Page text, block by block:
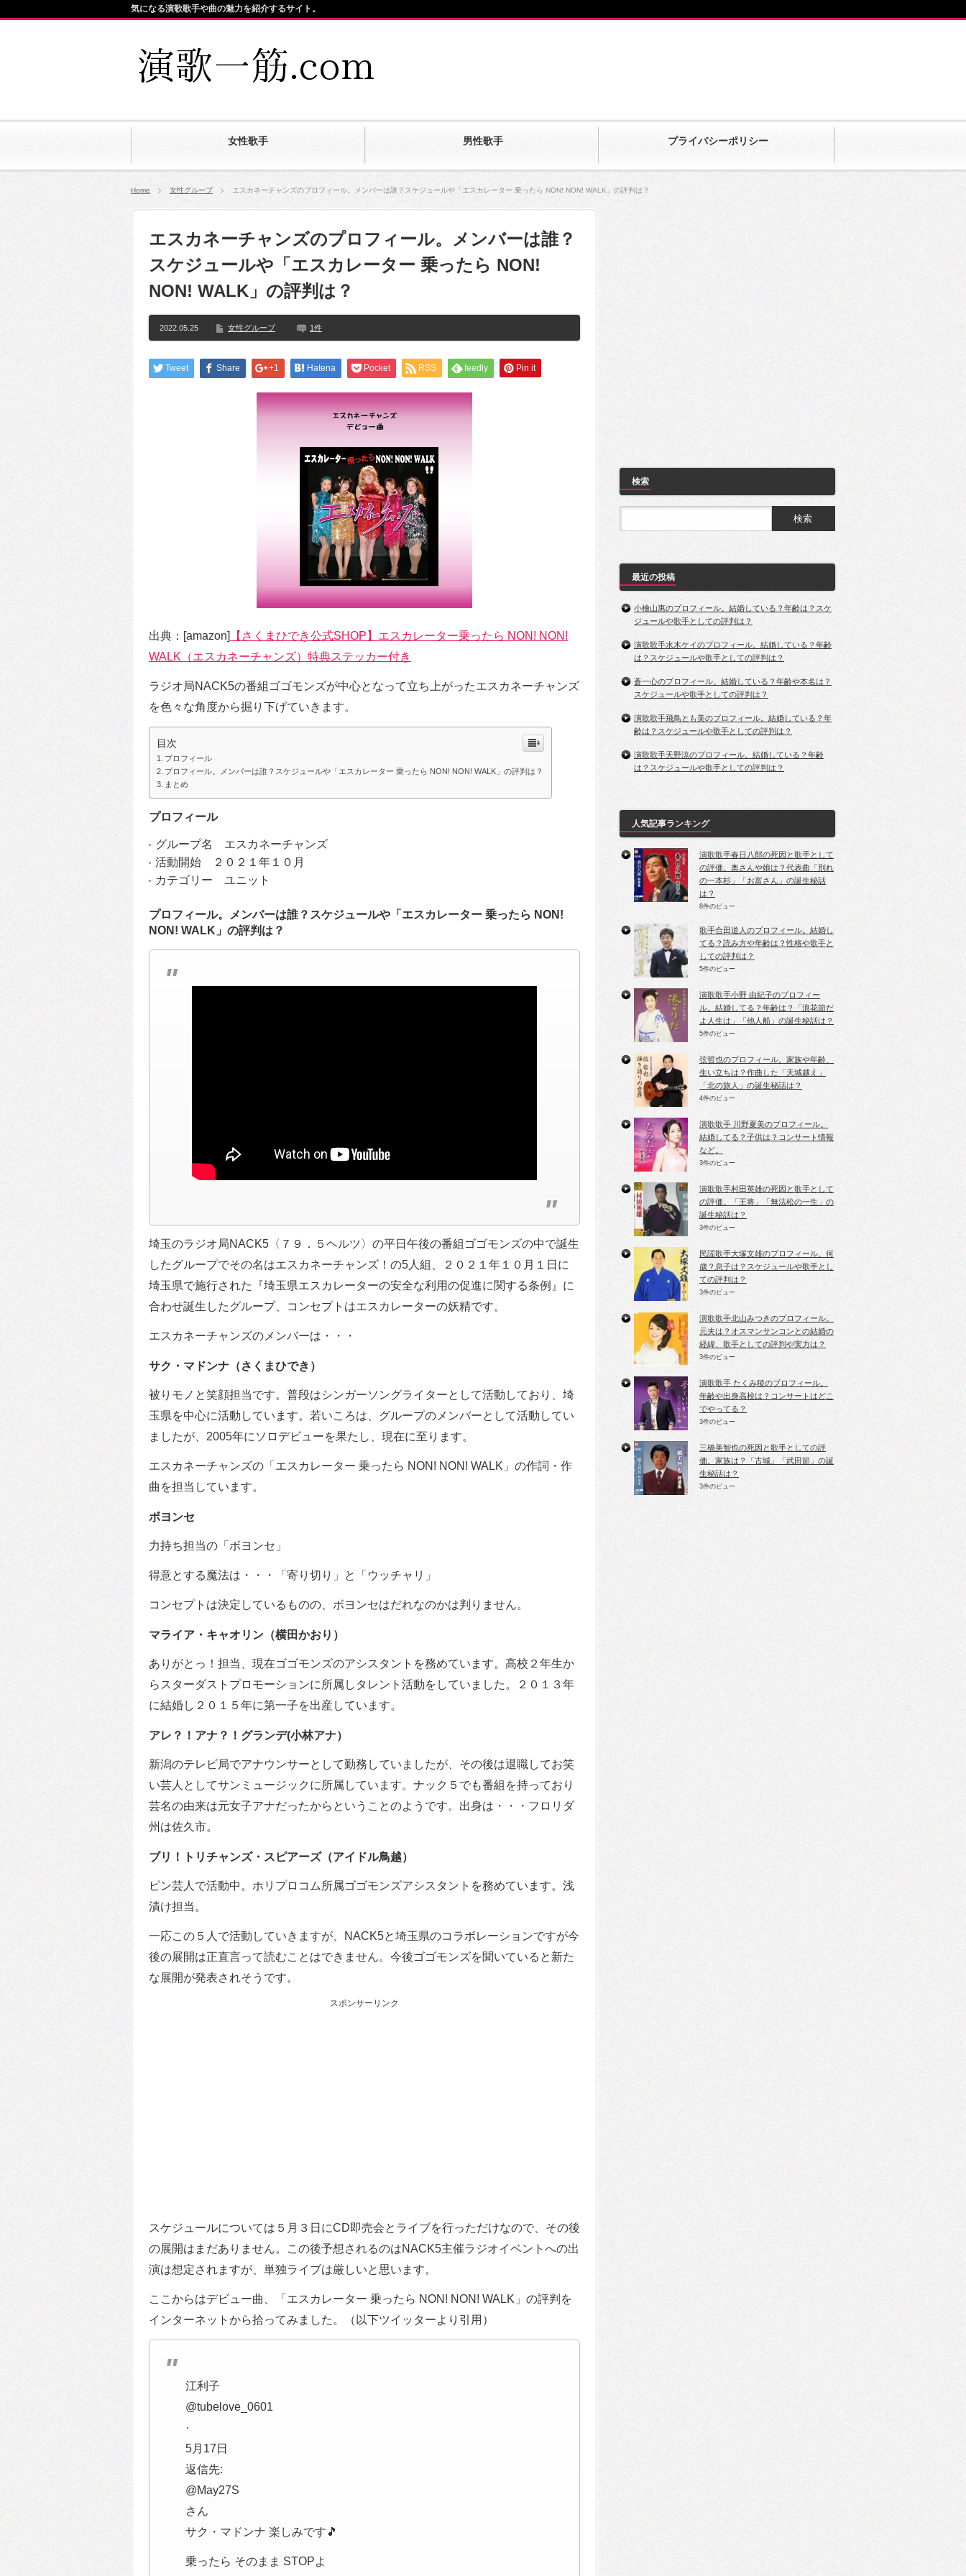
女性歌手 男性歌手 プライバシーポリシー
気になる演歌歌手や曲の魅力を紹介するサイト。
Home 女性グループ エスカネーチャンズのプロフィール。メンバーは誰？スケジュールや「エスカレーター 乗ったら NON! NON! WALK」の評判は？
エスカネーチャンズのプロフィール。メンバーは誰？
スケジュールや「エスカレーター 乗ったら NON!
NON! WALK」の評判は？
2022.05.25 女性グループ 1件
Tweet Share +1 Hatena Pocket RSS feedly Pin it
出典：[amazon]
【さくまひでき公式SHOP】エスカレーター乗ったら NON! NON!
WALK（エスカネーチャンズ）特典ステッカー付き
ラジオ局NACK5の番組ゴゴモンズが中心となって立ち上がったエスカネーチャンズ
を色々な角度から掘り下げていきます。
目次
プロフィール
プロフィール。メンバーは誰？スケジュールや「エスカレーター 乗ったら NON! NON! WALK」の評判は？
まとめ
プロフィール
グループ名 エスカネーチャンズ
活動開始 ２０２１年１０月
カテゴリー ユニット
プロフィール。メンバーは誰？スケジュールや「エスカレーター 乗ったら NON!
NON! WALK」の評判は？
埼玉のラジオ局NACK5〈７９．５ヘルツ〉の平日午後の番組ゴゴモンズの中で誕生
したグループでその名はエスカネーチャンズ！の5人組、２０２１年１０月１日に
埼玉県で施行された『埼玉県エスカレーターの安全な利用の促進に関する条例』に
合わせ誕生したグループ、コンセプトはエスカレーターの妖精です。
エスカネーチャンズのメンバーは・・・
サク・マドンナ（さくまひでき）
被りモノと笑顔担当です。普段はシンガーソングライターとして活動しており、埼
玉県を中心に活動しています。若いころは、グループのメンバーとして活動してい
ましたが、2005年にソロデビューを果たし、現在に至ります。
エスカネーチャンズの「エスカレーター 乗ったら NON! NON! WALK」の作詞・作
曲を担当しています。
ボヨンセ
力持ち担当の「ボヨンセ」
得意とする魔法は・・・「寄り切り」と「ウッチャリ」
コンセプトは決定しているものの、ボヨンセはだれなのかは判りません。
マライア・キャオリン（横田かおり）
ありがとっ！担当、現在ゴゴモンズのアシスタントを務めています。高校２年生か
らスターダストプロモーションに所属しタレント活動をしていました。２０１３年
に結婚し２０１５年に第一子を出産しています。
アレ？！アナ？！グランデ(小林アナ）
新潟のテレビ局でアナウンサーとして勤務していましたが、その後は退職してお笑
い芸人としてサンミュージックに所属しています。ナック５でも番組を持っており
芸名の由来は元女子アナだったからということのようです。出身は・・・フロリダ
州は佐久市。
ブリ！トリチャンズ・スピアーズ（アイドル鳥越）
ピン芸人で活動中。ホリプロコム所属ゴゴモンズアシスタントを務めています。浅
漬け担当。
一応この５人で活動していきますが、NACK5と埼玉県のコラボレーションですが今
後の展開は正直言って読むことはできません。今後ゴゴモンズを聞いていると新た
な展開が発表されそうです。
スポンサーリンク
スケジュールについては５月３日にCD即売会とライブを行っただけなので、その後
の展開はまだありません。この後予想されるのはNACK5主催ラジオイベントへの出
演は想定されますが、単独ライブは厳しいと思います。
ここからはデビュー曲、「エスカレーター 乗ったら NON! NON! WALK」の評判を
インターネットから拾ってみました。（以下ツイッターより引用）
江利子
@tubelove_0601
·
5月17日
返信先:
@May27S
さん
サク・マドンナ 楽しみです🎵
乗ったら そのまま STOPよ
検索
最近の投稿
小檜山惠のプロフィール。結婚している？年齢は？スケ
ジュールや歌手としての評判は？
演歌歌手水木ケイのプロフィール。結婚している？年齢
は？スケジュールや歌手としての評判は？
蒼一心のプロフィール。結婚している？年齢や本名は？
スケジュールや歌手としての評判は？
演歌歌手飛鳥とも美のプロフィール。結婚している？年
齢は？スケジュールや歌手としての評判は？
演歌歌手天野涼のプロフィール。結婚している？年齢
は？スケジュールや歌手としての評判は？
人気記事ランキング
演歌歌手春日八郎の死因と歌手として
の評価。奥さんや娘は？代表曲「別れ
の一本杉」「お富さん」の誕生秘話
は？
8件のビュー
歌手合田道人のプロフィール。結婚し
てる？読み方や年齢は？性格や歌手と
しての評判は？
5件のビュー
演歌歌手小野 由紀子のプロフィー
ル。結婚してる？年齢は？「浪花節だ
よ人生は」「他人船」の誕生秘話は？
5件のビュー
弦哲也のプロフィール。家族や年齢、
生い立ちは？作曲した「天城越え」
「北の旅人」の誕生秘話は？
4件のビュー
演歌歌手 川野夏美のプロフィール。
結婚してる？子供は？コンサート情報
など。
3件のビュー
演歌歌手村田英雄の死因と歌手として
の評価。「王将」「無法松の一生」の
誕生秘話は？
3件のビュー
民謡歌手大塚文雄のプロフィール。何
歳？息子は？スケジュールや歌手とし
ての評判は？
3件のビュー
演歌歌手北山みつきのプロフィール。
元夫は？オスマンサンコンとの結婚の
経緯、歌手としての評判や実力は？
3件のビュー
演歌歌手 たくみ稜のプロフィール。
年齢や出身高校は？コンサートはどこ
でやってる？
3件のビュー
三橋美智也の死因と歌手としての評
価。家族は？「古城」「武田節」の誕
生秘話は？
3件のビュー